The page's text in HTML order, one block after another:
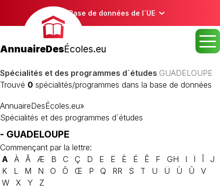
Base de données de l´UE
AnnuaireDesÉcoles.eu
Spécialités et des programmes d´études GUADELOUPE
Trouvé 0 spécialités/programmes dans la base de données
AnnuaireDesÉcoles.eu»
Spécialités et des programmes d´études
- GUADELOUPE
Commençant par la lettre:
A
À Â Æ B C Ç D E Ë È É Ê F GH I Ï Î
J
K
L M N O Ô Œ P Q RR S T U Ü Ù Û
V
W
X Y
Z